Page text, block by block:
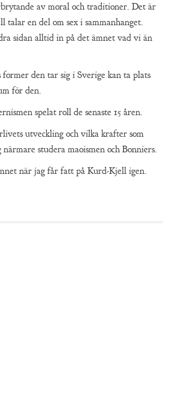
av moral och traditioner. Det är
talar en del om sex i sammanhanget.
sidan alltid in på det ämnet vad vi än
former den tar sig i Sverige kan ta plats
för den.
spelat roll de senaste 15 åren.
utveckling och vilka krafter som
studera maoismen och Bonniers.
när jag får fatt på Kurd-Kjell igen.